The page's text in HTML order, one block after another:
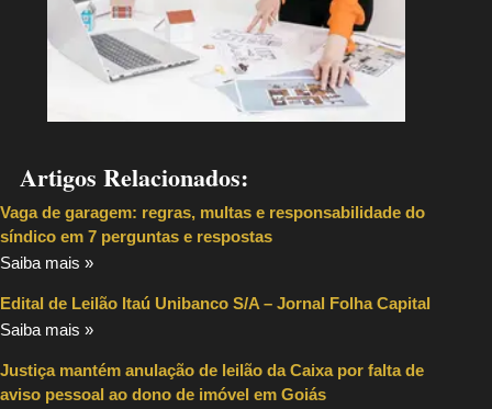
Artigos Relacionados:
Vaga de garagem: regras, multas e responsabilidade do
síndico em 7 perguntas e respostas
Saiba mais »
Edital de Leilão Itaú Unibanco S/A – Jornal Folha Capital
Saiba mais »
Justiça mantém anulação de leilão da Caixa por falta de
aviso pessoal ao dono de imóvel em Goiás